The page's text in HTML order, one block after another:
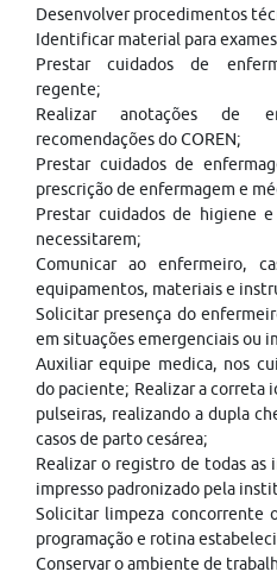
Desenvolver procedimentos
Identificar material para
Prestar cuidados de
regente;
Realizar anotações de
recomendações do COREN;
Prestar cuidados de
prescrição de enfermagem e
Prestar cuidados de higiene
necessitarem;
Comunicar ao enfermeiro,
equipamentos, materiais e
Solicitar presença do
em situações emergenciais ou
Auxiliar equipe medica, nos
do paciente; Realizar a correta
pulseiras, realizando a dupla
casos de parto cesárea;
Realizar o registro de todas as
impresso padronizado pela
Solicitar limpeza concorrente
programação e rotina
Conservar o ambiente de